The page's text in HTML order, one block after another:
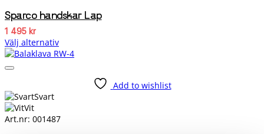
Sparco handskar Lap
1 495 kr
Välj alternativ
Den
här
flera
varianter.
De
Add to wishlist
Svart
Vit
Art.nr: 001487